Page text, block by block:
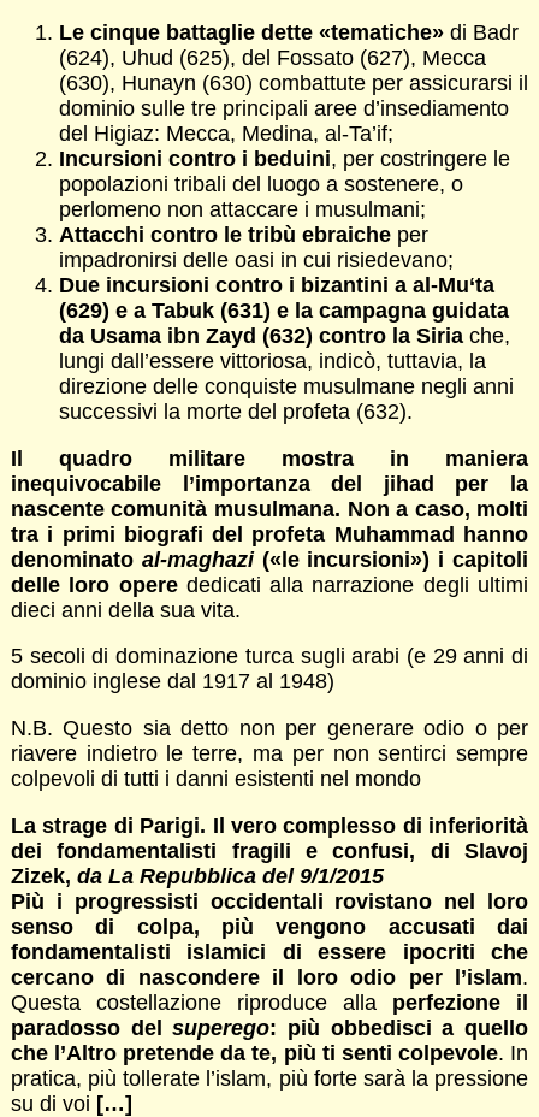
Le cinque battaglie dette «tematiche»di Badr
(624), Uhud (625), del Fossato (627), Mecca
(630), Hunayn (630) combattute per assicurarsi il
dominio sulle tre principali aree d’insediamento
del Higiaz: Mecca, Medina, al-Ta’if;
Incursioni contro i beduini, per costringere le
popolazioni tribali del luogo a sostenere, o
perlomeno non attaccare i musulmani;
Attacchi contro le tribù ebraicheper
impadronirsi delle oasi in cui risiedevano;
Due incursioni contro i bizantini a al-Mu‘ta
(629) e a Tabuk (631) e la campagna guidata
da Usama ibn Zayd (632) contro la Siria che,
lungi dall’essere vittoriosa, indicò, tuttavia, la
direzione delle conquiste musulmane negli anni
successivi la morte del profeta (632).
Il quadro militare mostra in maniera
inequivocabile l’importanza del jihad per la
nascente comunità musulmana. Non a caso, molti
tra i primi biografi del profeta Muhammad hanno
denominato al-maghazi («le incursioni») i capitoli
delle loro opere dedicati alla narrazione degli ultimi
dieci anni della sua vita.
5 secoli di dominazione turca sugli arabi (e 29 anni di
dominio inglese dal 1917 al 1948)
N.B. Questo sia detto non per generare odio o per
riavere indietro le terre, ma per non sentirci sempre
colpevoli di tutti i danni esistenti nel mondo
La strage di Parigi. Il vero complesso di inferiorità
dei fondamentalisti fragili e confusi, di Slavoj
Zizek, da La Repubblica del 9/1/2015
Più i progressisti occidentali rovistano nel loro
senso di colpa, più vengono accusati dai
fondamentalisti islamici di essere ipocriti che
cercano di nascondere il loro odio per l’islam.
Questa costellazione riproduce alla perfezione il
paradosso del superego: più obbedisci a quello
che l’Altro pretende da te, più ti senti colpevole. In
pratica, più tollerate l’islam, più forte sarà la pressione
su di voi […]